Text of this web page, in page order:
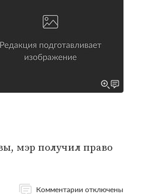
мэр получил право
Комментарии отключены